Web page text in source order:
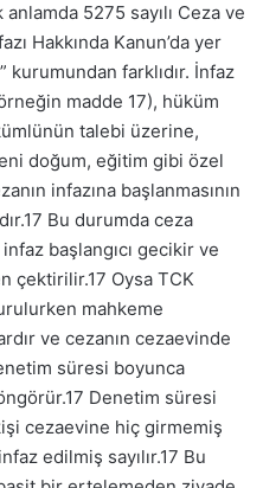
5275 sayılı Ceza ve
Hakkında Kanun’da yer
kurumundan farklıdır. İnfaz
madde 17), hüküm
talebi üzerine,
doğum, eğitim gibi özel
infazına başlanmasının
17 Bu durumda ceza
başlangıcı gecikir ve
çektirilir.17 Oysa TCK
mahkeme
ve cezanın cezaevinde
süresi boyunca
17 Denetim süresi
cezaevine hiç girmemiş
edilmiş sayılır.17 Bu